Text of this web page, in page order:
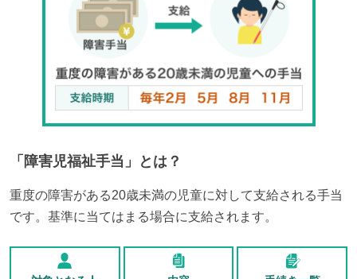
「 障害児福祉手当 」とは？
重度の障害がある20歳未満の児童に対して支給される手当
です。基準に当てはまる場合に支給されます。